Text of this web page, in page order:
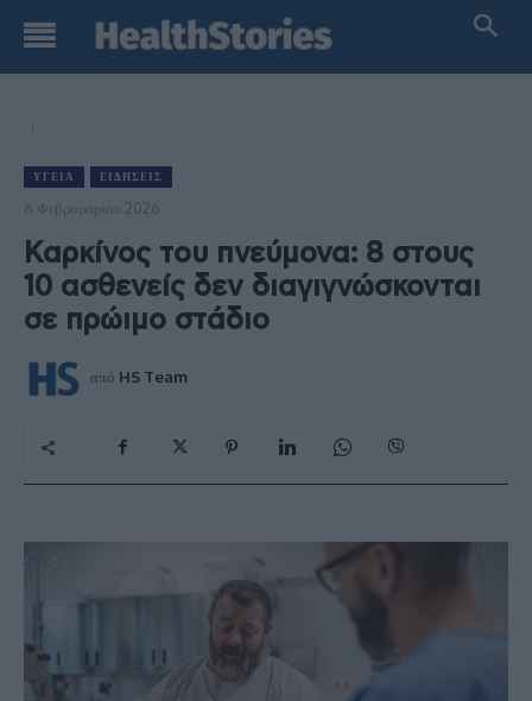
ΥΓΕΊΑ ΕΙΔΉΣΕΙΣ
6 Φεβρουαρίου 2026
Καρκίνος του πνεύμονα: 8 στους
10 ασθενείς δεν διαγιγνώσκονται
σε πρώιμο στάδιο
από HS Team